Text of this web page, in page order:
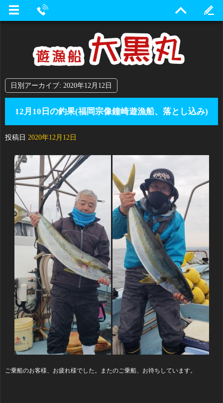
日別アーカイブ: 2020年12月12日
12月10日の釣果(福岡宗像鐘崎遊漁船、落とし込み)
投稿日 2020年12月12日
ご乗船のお客様、お疲れ様でした。またのご乗船、お待ちしています。